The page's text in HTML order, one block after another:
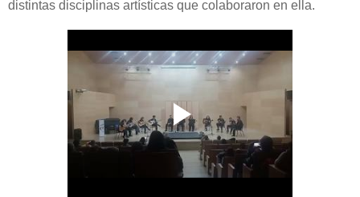
distintas disciplinas artísticas que colaboraron en ella.